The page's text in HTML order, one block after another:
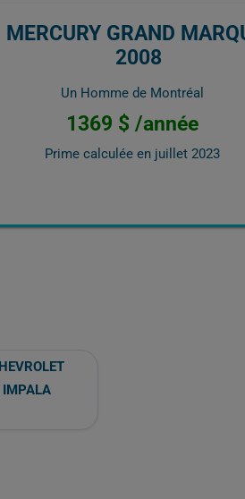
MERCURY GRAND
2008
Un Homme de Montréal
1369 $ /année
Prime calculée en juillet 2023
IMPALA